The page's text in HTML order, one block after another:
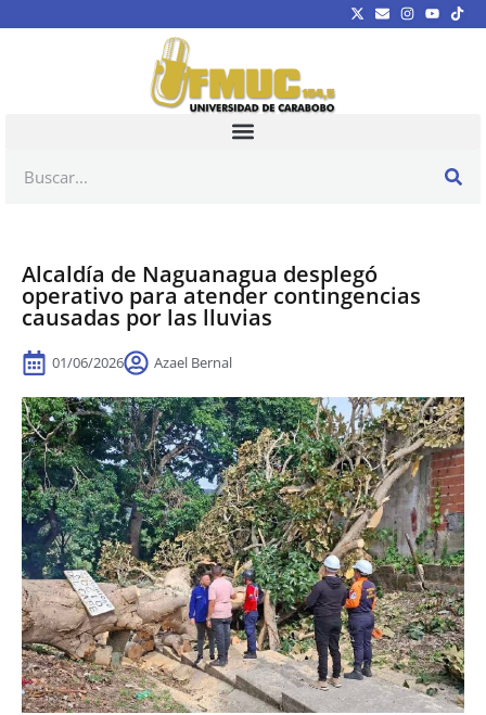
Alcaldía de Naguanagua desplegó
operativo para atender contingencias
causadas por las lluvias
01/06/2026 Azael Bernal